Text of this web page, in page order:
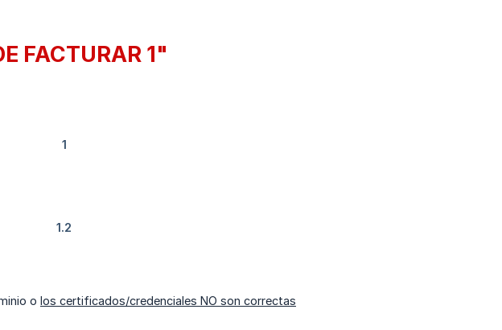
FACTURAR 1"
o los certificados/credenciales NO son correctas